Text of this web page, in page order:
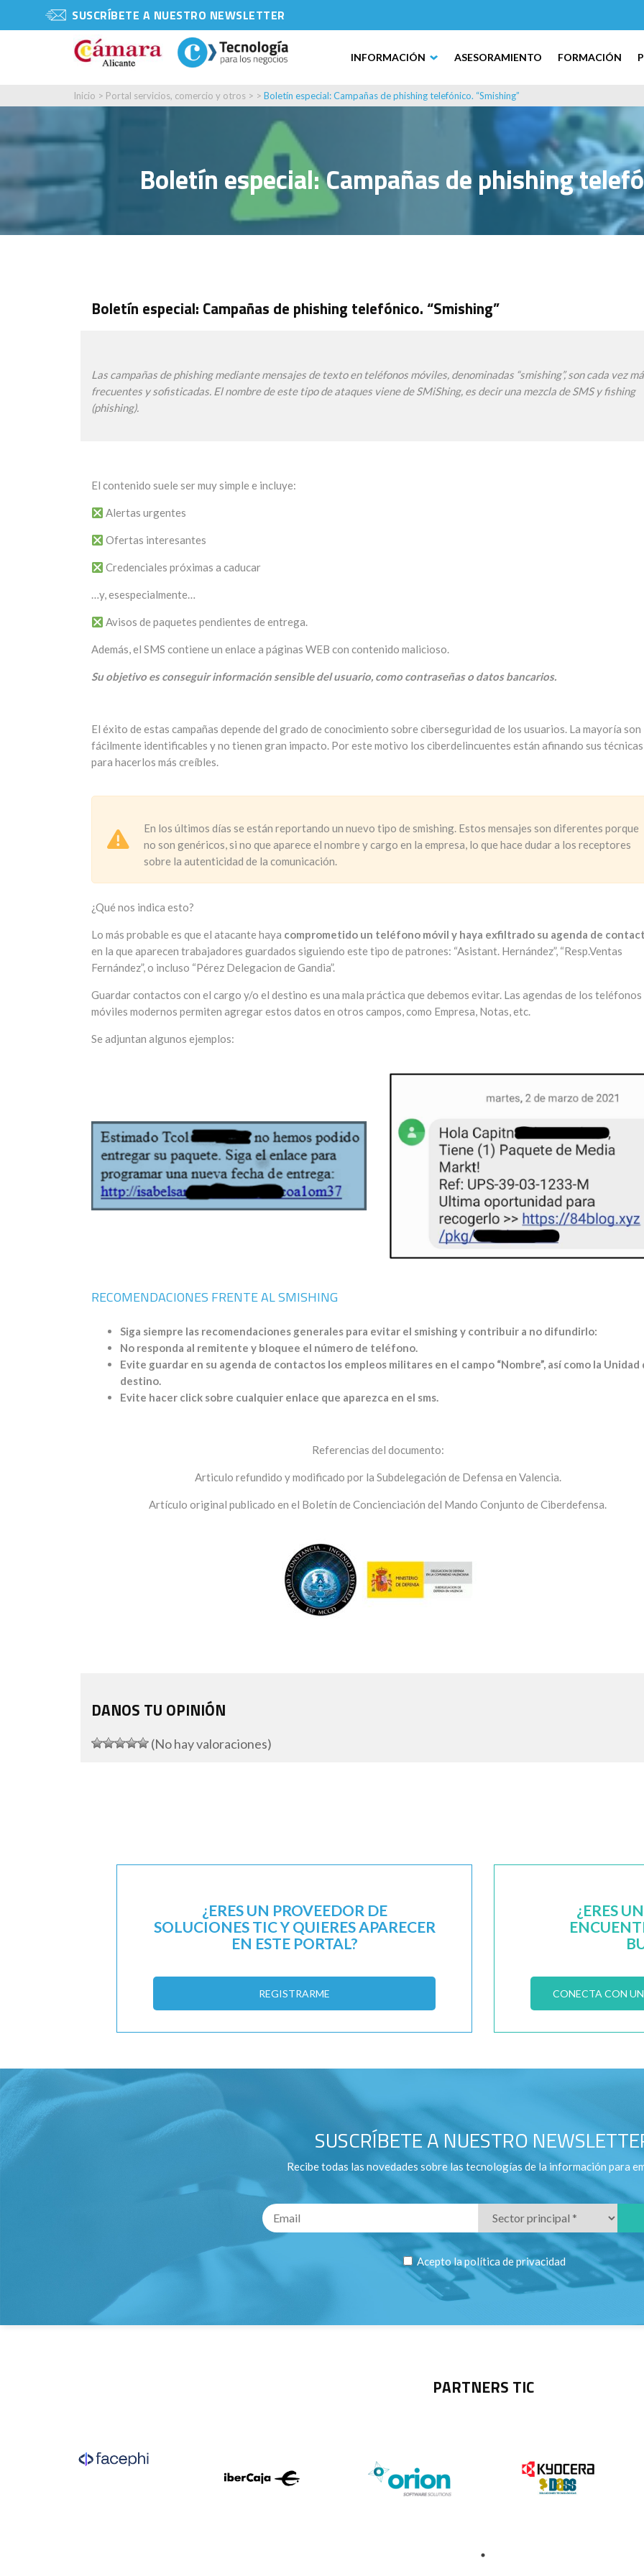
SUSCRÍBETE A NUESTRO NEWSLETTER
INFORMACIÓN ASESORAMIENTO FORMACIÓN
Inicio > Portal servicios, comercio y otros > > Boletín especial: Campañas de phishing telefónico. “Smishing”
Boletín especial: Campañas de phishing
Boletín especial: Campañas de phishing telefónico. “Smishing”
Las campañas de phishing mediante mensajes de texto en teléfonos móviles, denominadas “smishing”, son cada vez
frecuentes y sofisticadas. El nombre de este tipo de ataques viene de SMiShing, es decir una mezcla de SMS y fishing
(phishing).
El contenido suele ser muy simple e incluye:
Alertas urgentes
Ofertas interesantes
Credenciales próximas a caducar
…y, esespecialmente…
Avisos de paquetes pendientes de entrega.
Además, el SMS contiene un enlace a páginas WEB con contenido malicioso.
Su objetivo es conseguir información sensible del usuario, como contraseñas o datos bancarios.
El éxito de estas campañas depende del grado de conocimiento sobre ciberseguridad de los usuarios. La mayoría son
fácilmente identificables y no tienen gran impacto. Por este motivo los ciberdelincuentes están afinando sus técnicas
para hacerlos más creíbles.
En los últimos días se están reportando un nuevo tipo de smishing. Estos mensajes son diferentes porque
no son genéricos, si no que aparece el nombre y cargo en la empresa, lo que hace dudar a los receptores
sobre la autenticidad de la comunicación.
¿Qué nos indica esto?
Lo más probable es que el atacante haya comprometido un teléfono móvil y haya exfiltrado su agenda de
en la que aparecen trabajadores guardados siguiendo este tipo de patrones: “Asistant. Hernández”, “Resp.Ventas
Fernández”, o incluso “Pérez Delegacion de Gandia”.
Guardar contactos con el cargo y/o el destino es una mala práctica que debemos evitar. Las agendas de los teléfonos
móviles modernos permiten agregar estos datos en otros campos, como Empresa, Notas, etc.
Se adjuntan algunos ejemplos:
RECOMENDACIONES FRENTE AL SMISHING
Siga siempre las recomendaciones generales para evitar el smishing y contribuir a no difundirlo:
No responda al remitente y bloquee el número de teléfono.
Evite guardar en su agenda de contactos los empleos militares en el campo “Nombre”, así como la Unidad
destino.
Evite hacer click sobre cualquier enlace que aparezca en el sms.
Referencias del documento:
Articulo refundido y modificado por la Subdelegación de Defensa en Valencia.
Artículo original publicado en el Boletín de Concienciación del Mando Conjunto de Ciberdefensa.
DANOS TU OPINIÓN
(No hay valoraciones)
¿ERES UN PROVEEDOR DE
SOLUCIONES TIC Y QUIERES APARECER
EN ESTE PORTAL?
REGISTRARME
¿ERES
CONECTA CON
SUSCRÍBETE A NUESTRO
Recibe todas las novedades sobre las tecnologías de la información para
Acepto lapolítica de privacidad
PARTNERS TIC